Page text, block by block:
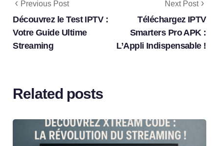
Previous Post
Découvrez le Test IPTV :
Votre Guide Ultime
Streaming
Next Post
Téléchargez IPTV
Smarters Pro APK :
L’Appli Indispensable !
Related posts